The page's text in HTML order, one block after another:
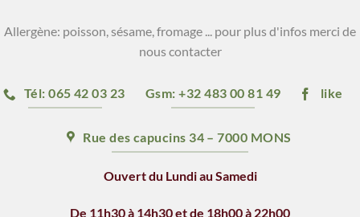
Allergène: poisson, sésame, fromage ... pour plus d'infos merci de
nous contacter
Tél: 065 42 03 23 Gsm: +32 483 00 81 49 like
Rue des capucins 34 – 7000 MONS
Ouvert du Lundi au Samedi
De 11h30 à 14h30 et de 18h00 à 22h00